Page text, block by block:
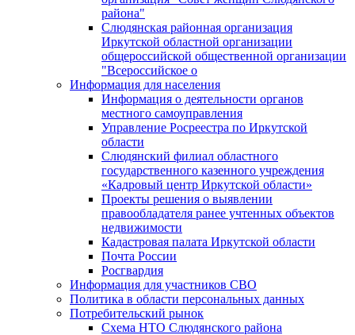
района"
Слюдянская районная организация
Иркутской областной организации
общероссийской общественной организации
"Всероссийское о
Информация для населения
Информация о деятельности органов
местного самоуправления
Управление Росреестра по Иркутской
области
Слюдянский филиал областного
государственного казенного учреждения
«Кадровый центр Иркутской области»
Проекты решения о выявлении
правообладателя ранее учтенных объектов
недвижимости
Кадастровая палата Иркутской области
Почта России
Росгвардия
Информация для участников СВО
Политика в области персональных данных
Потребительский рынок
Схема НТО Слюдянского района